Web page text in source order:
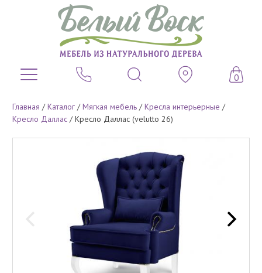
0
Главная /Каталог /Мягкая мебель /Кресла интерьерные /
Кресло Даллас /Кресло Даллас (velutto 26)